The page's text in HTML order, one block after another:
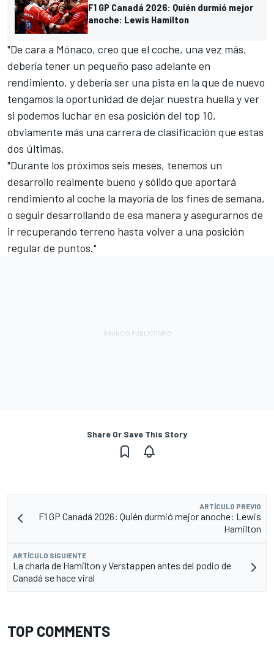
F1 GP Canadá 2026: Quién durmió mejor
anoche: Lewis Hamilton
"De cara a Mónaco, creo que el coche, una vez más,
debería tener un pequeño paso adelante en
rendimiento, y debería ser una pista en la que de nuevo
tengamos la oportunidad de dejar nuestra huella y ver
si podemos luchar en esa posición del top 10,
obviamente más una carrera de clasificación que estas
dos últimas.
"Durante los próximos seis meses, tenemos un
desarrollo realmente bueno y sólido que aportará
rendimiento al coche la mayoría de los fines de semana,
o seguir desarrollando de esa manera y asegurarnos de
ir recuperando terreno hasta volver a una posición
regular de puntos."
Share Or Save This Story
ARTÍCULO PREVIO
F1 GP Canadá 2026: Quién durmió mejor anoche: Lewis
Hamilton
ARTÍCULO SIGUIENTE
La charla de Hamilton y Verstappen antes del podio de
Canadá se hace viral
TOP COMMENTS